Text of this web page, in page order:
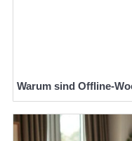
Warum sind Offline-